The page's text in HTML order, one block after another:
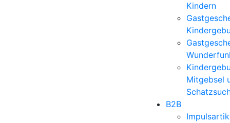
Kindern
Mitgebsel
B2B